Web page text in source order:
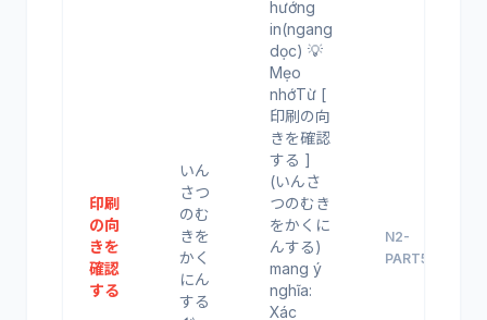
印刷
の向
きを
確認
する
いん
さつ
のむ
きを
かく
にん
する
hướng
in(ngang
dọc) 💡
Mẹo
nhớTừ [
印刷の向
きを確認
する ]
(いんさ
つのむき
をかくに
んする)
mang ý
nghĩa:
Xác
N2-
PART5